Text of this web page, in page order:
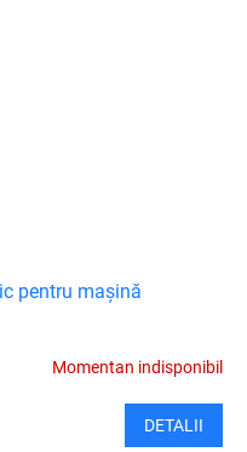
pentru mașină
Momentan indisponibil
DETALII